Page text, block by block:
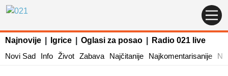
Najnovije Igrice Oglasi za posao
Radio 021 live
Novi Sad
Info Život Zabava Najčitanije Najkomentarisanije